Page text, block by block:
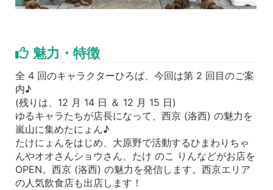
魅力・特徴
全 4 回のキャラクターひろば、今回は第 2 回目のご案
内♪
(残りは、12 月 14 日 ＆ 12 月 15 日)
ゆるキャラたちが店長になって、西京 (洛西) の魅力を
嵐山に集めたにょん♪
たけにょんをはじめ、大原野で活動するひまわりちゃ
んやオオさんショウさん、たけ のこ りんなどがお店を
OPEN。西京 (洛西) の魅力を発信します。西京エリア
の人気飲食店も出店します！